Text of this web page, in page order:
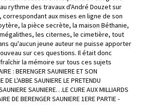
rythme des travaux d'André Douzet sur
correspondant aux mises en ligne de son
la pièce secrète, la maison Béthanie,
les citernes, le cimetière, tout
qu'aucun jeune auteur ne puisse apporter
sur ces questions. Il était donc
la mémoire sur tous ces sujets
: BERENGER SAUNIERE ET SON
DE L'ABBE SAUNIERE LE PRETENDU
SAUNIERE…LE CURE AUX MILLIARDS
DE BERENGER SAUNIERE 1ERE PARTIE -